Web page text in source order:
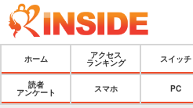
ホーム
アクセス
ランキング
スイッチ
読者
アンケート
スマホ PC